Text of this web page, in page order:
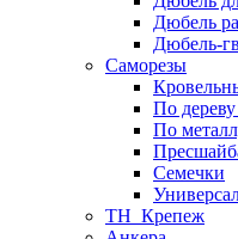
Дюбель
Дюбель-
Саморезы
По
По
Семечки
ТН_Крепеж